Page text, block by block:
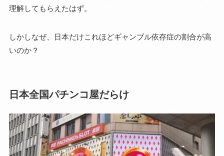
理解してもらえたはず。
しかしなぜ、日本だけこれほどギャンブル依存症の割合が高
いのか？
日本全国パチンコ屋だらけ